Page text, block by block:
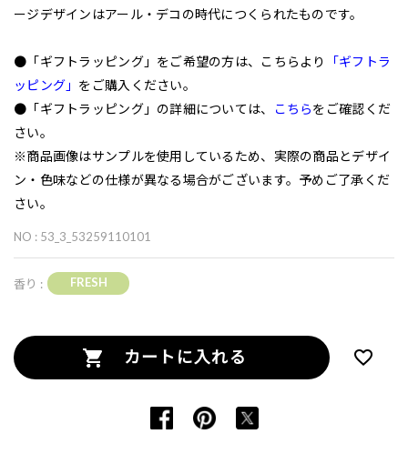
ージデザインはアール・デコの時代につくられたものです。
●「ギフトラッピング」をご希望の方は、こちらより
「ギフトラ
ッピング」 をご購入ください。
●「ギフトラッピング」の詳細については、
こちらをご確認くだ
さい。
※商品画像はサンプルを使用しているため、実際の商品とデザイ
ン・色味などの仕様が異なる場合がございます。予めご了承くだ
さい。
NO : 53_3_53259110101
香り : FRESH
カートに入れる